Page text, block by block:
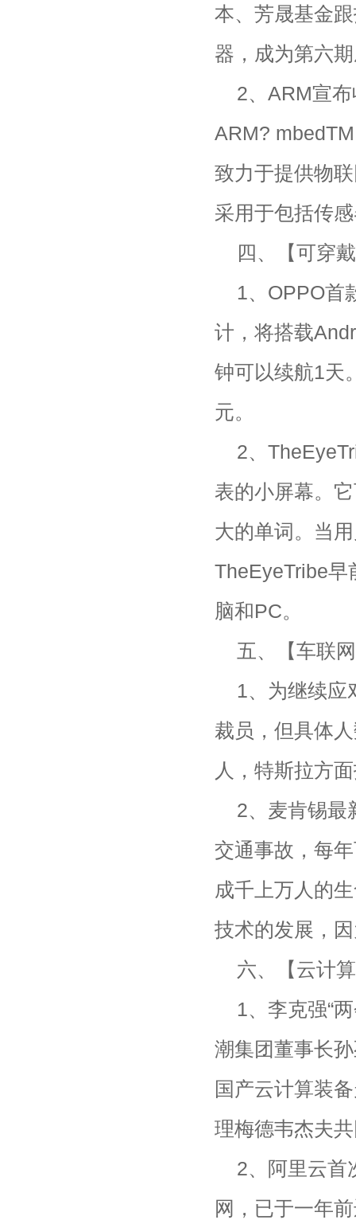
本、芳晟基金
器，成为第六
2、ARM宣
ARM?
致力于提供物
采用于包括传
四、【可穿
1、OPPO首
计，将搭载
钟可以续航1天
元。
2、
表的小屏幕。
大的单词。当
TheEyeTribe早
脑和PC。
五、【车联
1、为继续应
裁员，但具体
人，特斯拉方
2、麦肯锡最
交通事故，每
成千上万人的
技术的发展，
六、【云计
1、李克强“
潮集团董事长
国产云计算装
理梅德韦杰夫
2、阿里云首
网，已于一年